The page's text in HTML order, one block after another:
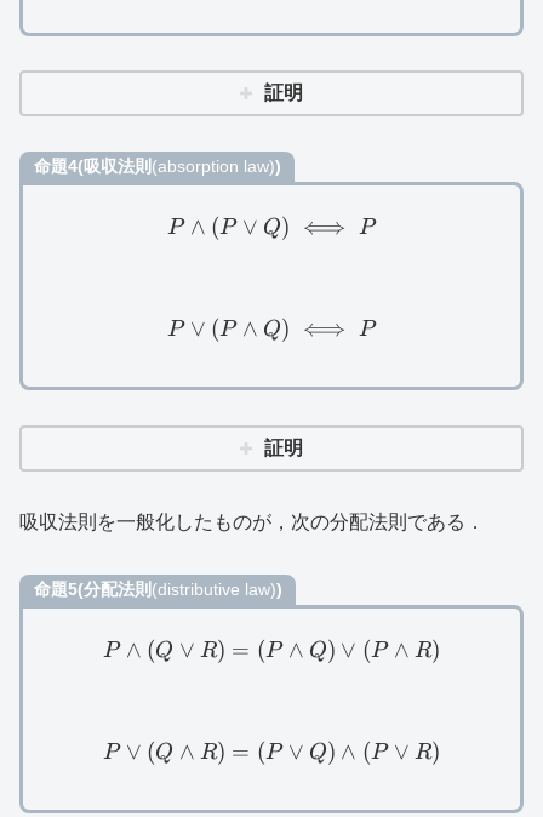
証明
命題4(吸収法則 (absorption law))
P\land (P\lor Q)\iff P
P ∧ (P ∨ Q) ⟺ P
P\lor (P\land Q)\iff P
P ∨ (P ∧ Q) ⟺ P
証明
吸収法則を一般化したものが，次の分配法則である．
命題5(分配法則 (distributive law))
P\land (Q\lor
P ∧ (Q ∨ R) = (P ∧ Q) ∨ (P ∧ R)
P\lor (Q\land R)=(P\lor
P ∨ (Q ∧ R) = (P ∨ Q) ∧ (P ∨ R)